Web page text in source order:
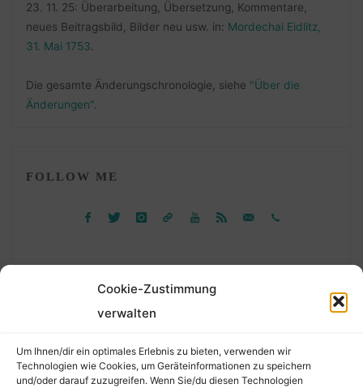
Cookie-Zustimmung
verwalten
Um Ihnen/dir ein optimales Erlebnis zu bieten, verwenden wir
Technologien wie Cookies, um Geräteinformationen zu speichern
und/oder darauf zuzugreifen. Wenn Sie/du diesen Technologien
23. 11. 25: Überarbeitung, Übersetzung, Kommentare,
neues Beitragsbild, Bilder neu usw. in: Mordechai Eidlitz,
31. Mai 1753.
Die gesamte Änderungschronologie, siehe "Über die
Änderungen".
FOLLOW ME
nach: